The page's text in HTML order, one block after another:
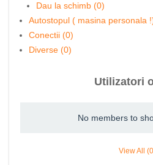
Dau la schimb (0)
Autostopul ( masina personala
Conectii (0)
Diverse (0)
Utilizatori
No members to
View All